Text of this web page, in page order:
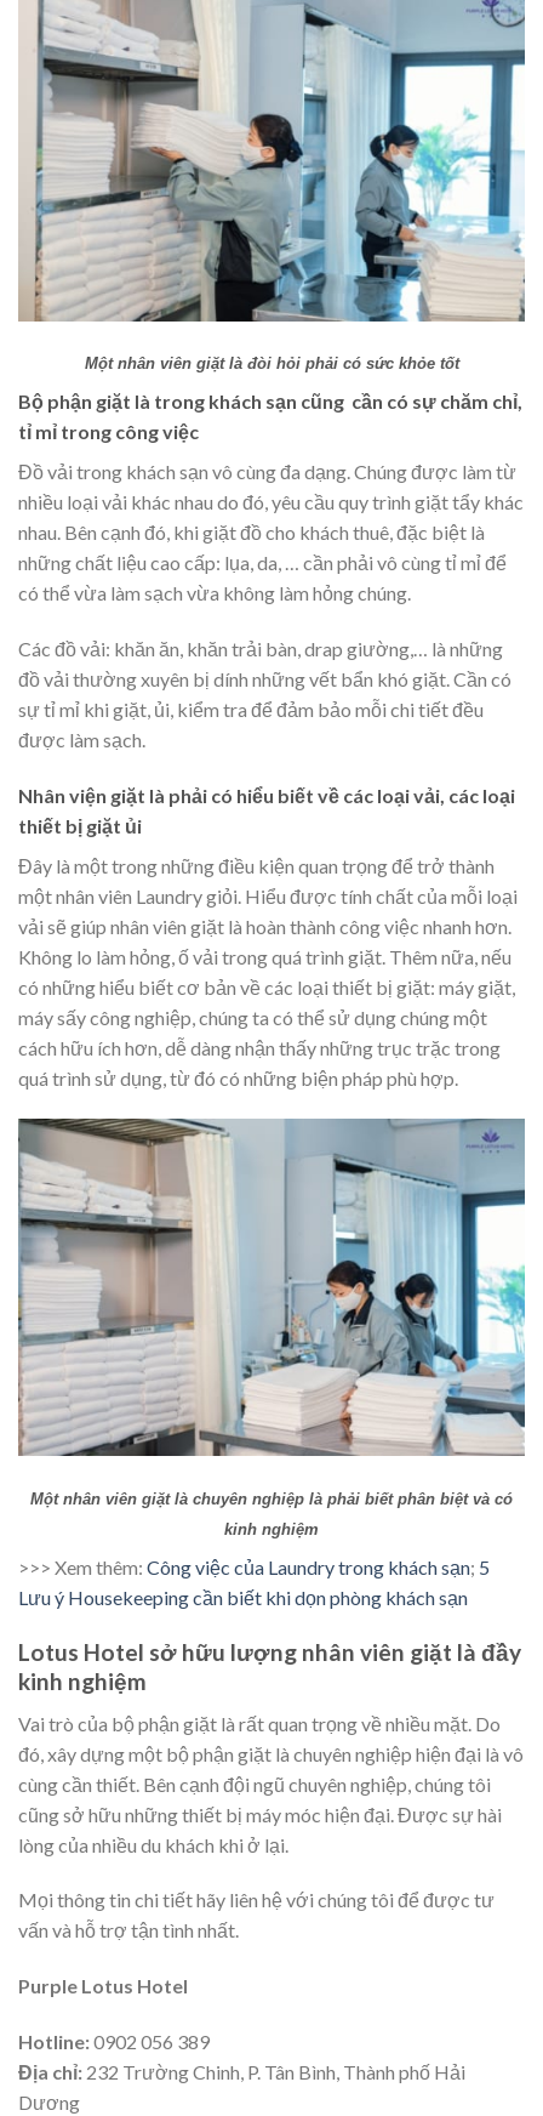
Một nhân viên giặt là đòi hỏi phải có sức khỏe tốt
Bộ phận giặt là trong khách sạn cũng cần có sự chăm chỉ,
tỉ mỉ trong công việc
Đồ vải trong khách sạn vô cùng đa dạng. Chúng được làm từ
nhiều loại vải khác nhau do đó, yêu cầu quy trình giặt tẩy khác
nhau. Bên cạnh đó, khi giặt đồ cho khách thuê, đặc biệt là
những chất liệu cao cấp: lụa, da, … cần phải vô cùng tỉ mỉ để
có thể vừa làm sạch vừa không làm hỏng chúng.
Các đồ vải: khăn ăn, khăn trải bàn, drap giường,… là những
đồ vải thường xuyên bị dính những vết bẩn khó giặt. Cần có
sự tỉ mỉ khi giặt, ủi, kiểm tra để đảm bảo mỗi chi tiết đều
được làm sạch.
Nhân viện giặt là phải có hiểu biết về các loại vải, các loại
thiết bị giặt ủi
Đây là một trong những điều kiện quan trọng để trở thành
một nhân viên Laundry giỏi. Hiểu được tính chất của mỗi loại
vải sẽ giúp nhân viên giặt là hoàn thành công việc nhanh hơn.
Không lo làm hỏng, ố vải trong quá trình giặt. Thêm nữa, nếu
có những hiểu biết cơ bản về các loại thiết bị giặt: máy giặt,
máy sấy công nghiệp, chúng ta có thể sử dụng chúng một
cách hữu ích hơn, dễ dàng nhận thấy những trục trặc trong
quá trình sử dụng, từ đó có những biện pháp phù hợp.
Một nhân viên giặt là chuyên nghiệp là phải biết phân biệt và có
kinh nghiệm
>>> Xem thêm: Công việc của Laundry trong khách sạn; 5
Lưu ý Housekeeping cần biết khi dọn phòng khách sạn
Lotus Hotel sở hữu lượng nhân viên giặt là đầy
kinh nghiệm
Vai trò của bộ phận giặt là rất quan trọng về nhiều mặt. Do
đó, xây dựng một bộ phận giặt là chuyên nghiệp hiện đại là vô
cùng cần thiết. Bên cạnh đội ngũ chuyên nghiệp, chúng tôi
cũng sở hữu những thiết bị máy móc hiện đại. Được sự hài
lòng của nhiều du khách khi ở lại.
Mọi thông tin chi tiết hãy liên hệ với chúng tôi để được tư
vấn và hỗ trợ tận tình nhất.
Purple Lotus Hotel
Hotline:0902 056 389
Địa chỉ: 232 Trường Chinh, P. Tân Bình, Thành phố Hải
Dương